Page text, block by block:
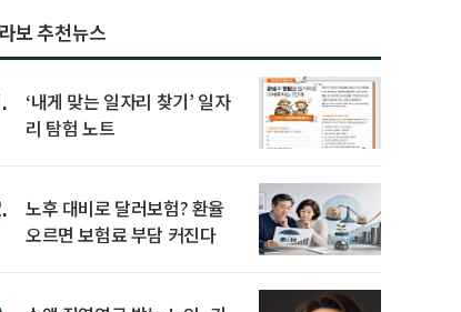
보 추천뉴스
‘내게 맞는 일자리 찾기’ 일자
리 탐험 노트
노후 대비로 달러보험? 환율
오르면 보험료 부담 커진다